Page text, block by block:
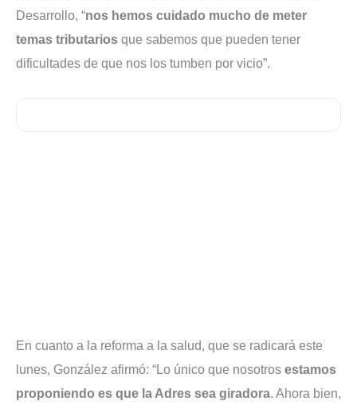
Desarrollo, “nos hemos cuidado mucho de meter
temas tributarios que sabemos que pueden tener
dificultades de que nos los tumben por vicio”.
En cuanto a la reforma a la salud, que se radicará este
lunes, González afirmó: “Lo único que nosotros estamos
proponiendo es que la Adres sea giradora. Ahora bien,